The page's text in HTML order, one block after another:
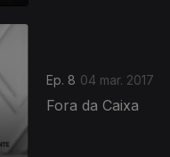
Ep. 8 04 mar. 2017
Fora da Caixa